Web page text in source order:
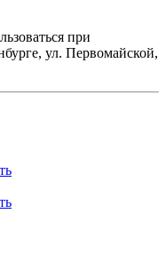
при
ул. Первомайской,